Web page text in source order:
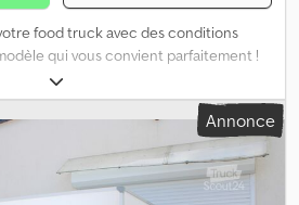
food truck avec des conditions
qui vous convient parfaitement !
une large flotte où chaque food
tailles, équipements et designs – vous
le véhicule adapté à votre activité ou à
tailles : du modèle compact pour
aux véhicules spacieux pour les grands
variés : avec installation au gaz ou
Annonce